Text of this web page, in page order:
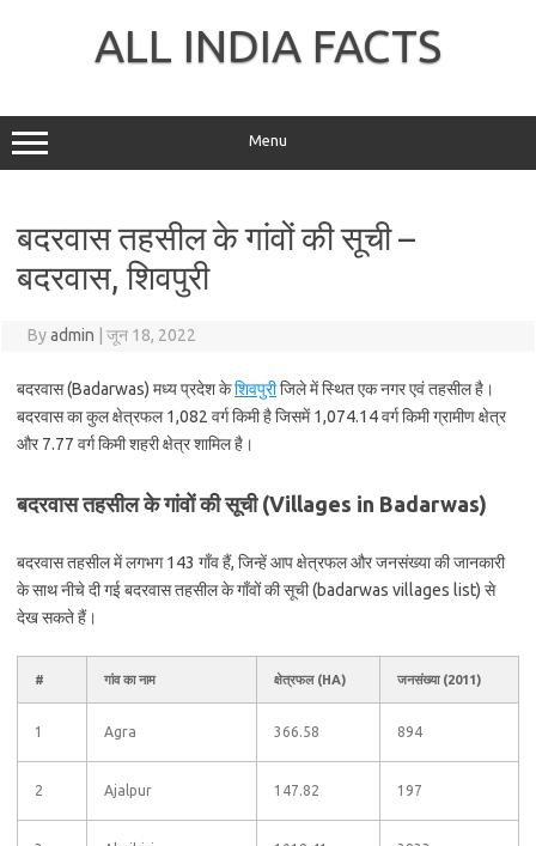
ALL INDIA FACTS
Menu
बदरवास तहसील के गांवों की सूची –
बदरवास, शिवपुरी
Byadmin जून 18, 2022
बदरवास (Badarwas) मध्य प्रदेश केशिवपुरीजिले में स्थित एक नगर एवं तहसील है।
बदरवास का कुल क्षेत्रफल 1,082 वर्ग किमी है जिसमें 1,074.14 वर्ग किमी ग्रामीण क्षेत्र
और 7.77 वर्ग किमी शहरी क्षेत्र शामिल है।
बदरवास तहसील के गांवों की सूची (Villages in Badarwas)
बदरवास तहसील में लगभग 143 गाँव हैं, जिन्हें आप क्षेत्रफल और जनसंख्या की जानकारी
के साथ नीचे दी गई बदरवास तहसील के गाँवों की सूची (badarwas villages list) से
देख सकते हैं।
# गांव का नाम क्षेत्रफल (HA) जनसंख्या (2011)
1 Agra 366.58 894
2 Ajalpur 147.82 197